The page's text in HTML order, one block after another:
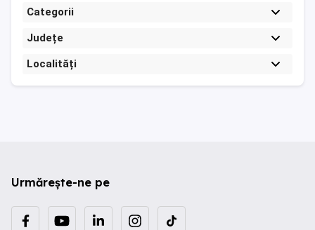
Categorii
Județe
Localități
Urmărește-ne pe